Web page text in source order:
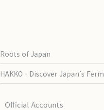
Roots of Japan
HAKKO - Discover Japan’s
Official Accounts